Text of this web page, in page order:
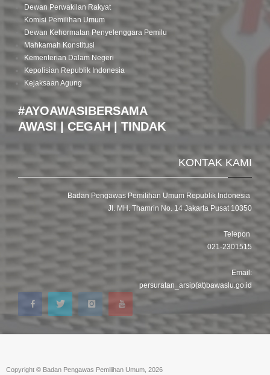
Dewan Perwakilan Rakyat
Komisi Pemilihan Umum
Dewan Kehormatan Penyelenggara Pemilu
Mahkamah Konstitusi
Kementerian Dalam Negeri
Kepolisian Republik Indonesia
Kejaksaan Agung
#AYOAWASIBERSAMA
AWASI | CEGAH | TINDAK
KONTAK KAMI
Badan Pengawas Pemilihan Umum Republik Indonesia
Jl. MH. Thamrin No. 14 Jakarta Pusat 10350
Telepon
021-2301515
Email:
persuratan_arsip(at)bawaslu.go.id
Copyright © Badan Pengawas Pemilihan Umum, 2026